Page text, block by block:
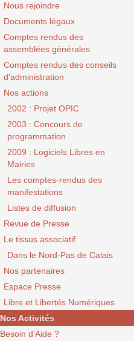
Nous rejoindre
Documents légaux
Comptes rendus des
assemblées générales
Comptes rendus des conseils
d’administration
Nos actions
2002 : Projet OPIC
2003 : Concours de
programmation
2009 : Logiciels Libres en
Mairies
Les comptes-rendus des
manifestations
Listes de diffusion
Revue de Presse
Le tissus associatif
Dans le Nord-Pas de Calais
Nos partenaires
Espace Presse
Libre et Libertés Numériques
Nos Activités
Besoin d’Aide ?